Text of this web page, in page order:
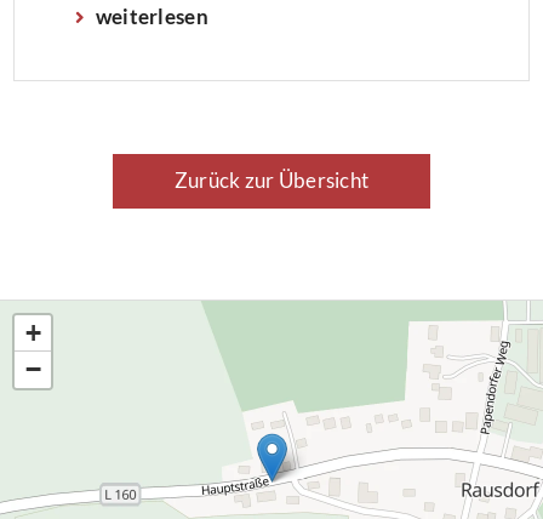
(Präsenz-)Eigentümerversammlungen
weiterlesen
Zurück zur Übersicht
+
−